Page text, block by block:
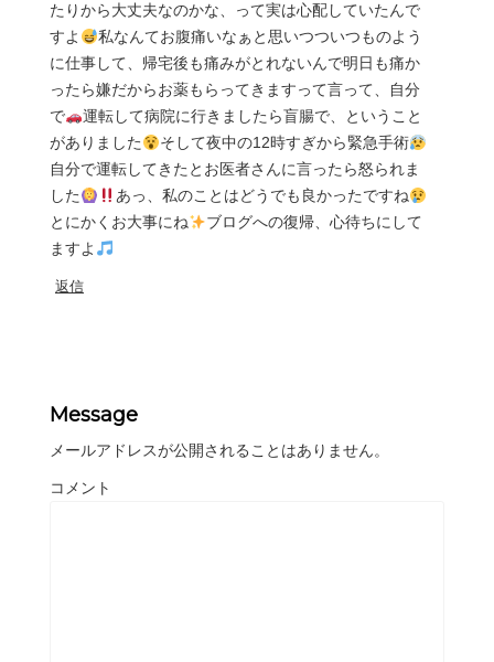
たりから大丈夫なのかな、って実は心配していたんで
すよ
私なんてお腹痛いなぁと思いつついつものよう
に仕事して、帰宅後も痛みがとれないんで明日も痛か
ったら嫌だからお薬もらってきますって言って、自分
で
運転して病院に行きましたら盲腸で、ということ
がありました
そして夜中の12時すぎから緊急手術
自分で運転してきたとお医者さんに言ったら怒られま
した
あっ、私のことはどうでも良かったですね
とにかくお大事にね
ブログへの復帰、心待ちにして
ますよ
返信
Message
メールアドレスが公開されることはありません。
コメント